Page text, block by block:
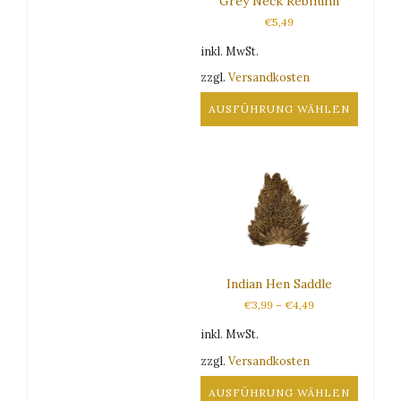
€5,49
inkl. MwSt.
zzgl. Versandkosten
AUSFÜHRUNG WÄHLEN
Varianten
können
Produktseite
gewählt
werden
Indian Hen Saddle
€3,99 – €4,49
inkl. MwSt.
zzgl.Versandkosten
AUSFÜHRUNG WÄHLEN